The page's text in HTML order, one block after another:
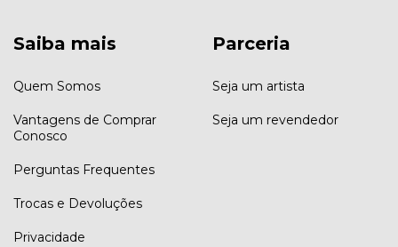
Saiba mais
Quem Somos
Vantagens de Comprar
Conosco
Perguntas Frequentes
Trocas e Devoluções
Privacidade
Parceria
Seja um artista
Seja um revendedor